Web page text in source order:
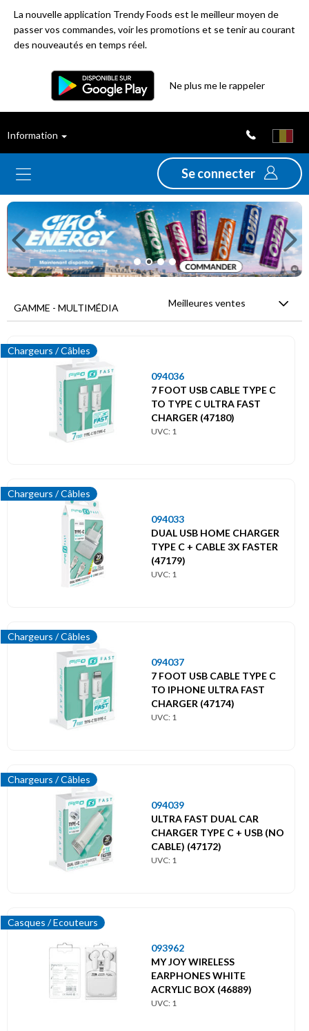
La nouvelle application Trendy Foods est le meilleur moyen de
passer vos commandes, voir les promotions et se tenir au courant
des nouveautés en temps réel.
Ne plus me le rappeler
Information
Se connecter
ventes
Nouveautés
Promotions
Déstockage
Menu
principal
Multimédia
Accessoires Audio
Cartes cadeaux
Téléphonie / Accessoires
Previous
GAMME - MULTIMÉDIA Meilleures ventes
Chargeurs / Câbles
094036
7 FOOT USB CABLE TYPE C
TO TYPE C ULTRA FAST
CHARGER (47180)
UVC: 1
Chargeurs / Câbles
094033
DUAL USB HOME CHARGER
TYPE C + CABLE 3X FASTER
(47179)
UVC: 1
Chargeurs / Câbles
094037
7 FOOT USB CABLE TYPE C
TO IPHONE ULTRA FAST
CHARGER (47174)
UVC: 1
Chargeurs / Câbles
094039
ULTRA FAST DUAL CAR
CHARGER TYPE C + USB (NO
CABLE) (47172)
UVC: 1
Casques / Ecouteurs
093962
MY JOY WIRELESS
EARPHONES WHITE
ACRYLIC BOX (46889)
UVC: 1